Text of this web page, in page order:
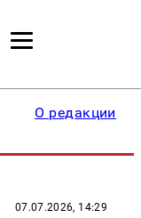
О редакции
07.07.2026, 14:29